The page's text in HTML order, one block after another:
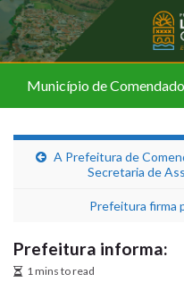
Município de
A Prefeitura de
Secretaria de
Prefeitura firma
Prefeitura informa:
1 mins to read